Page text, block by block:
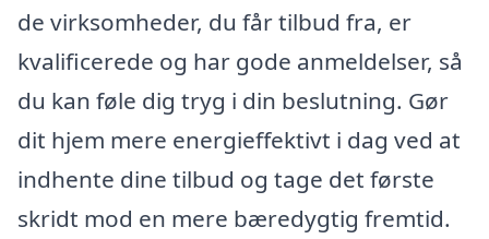
de virksomheder, du får tilbud fra, er
kvalificerede og har gode anmeldelser, så
du kan føle dig tryg i din beslutning. Gør
dit hjem mere energieffektivt i dag ved at
indhente dine tilbud og tage det første
skridt mod en mere bæredygtig fremtid.